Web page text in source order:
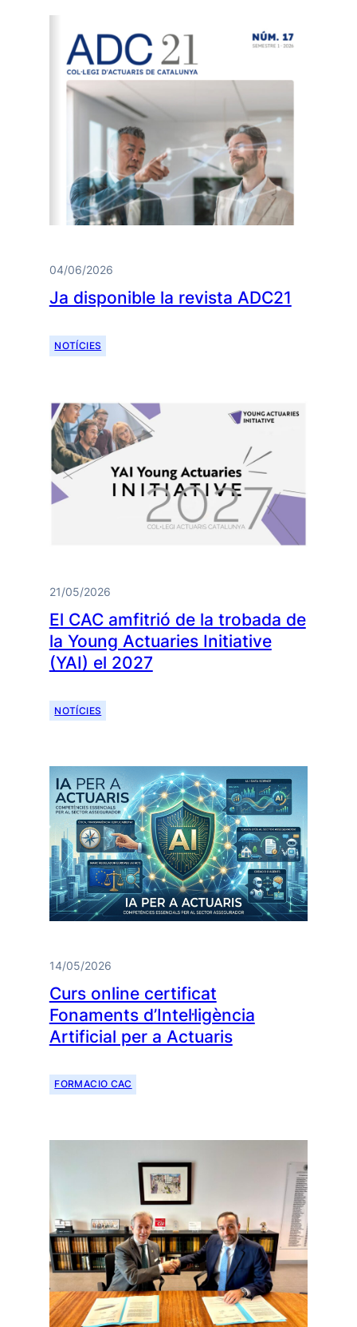
04/06/2026
Ja disponible la revista ADC21
NOTÍCIES
21/05/2026
El CAC amfitrió de la trobada de
la Young Actuaries Initiative
(YAI) el 2027
NOTÍCIES
14/05/2026
Curs online certificat
Fonaments d’Intel·ligència
Artificial per a Actuaris
FORMACIO CAC